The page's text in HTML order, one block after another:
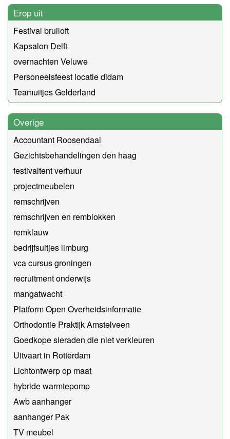
Erop uit
Festival bruiloft
Kapsalon Delft
overnachten Veluwe
Personeelsfeest locatie didam
Teamuitjes Gelderland
Overige
Accountant Roosendaal
Gezichtsbehandelingen den haag
festivaltent verhuur
projectmeubelen
remschrijven
remschrijven en remblokken
remklauw
bedrijfsuitjes limburg
vca cursus groningen
recruitment onderwijs
mangatwacht
Platform Open Overheidsinformatie
Orthodontie Praktijk Amstelveen
Goedkope sieraden die niet verkleuren
Uitvaart in Rotterdam
Lichtontwerp op maat
hybride warmtepomp
Awb aanhanger
aanhanger Pak
TV meubel